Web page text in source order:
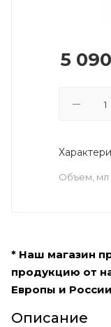
5 090
Объем, мл
* Наш магазин
продукцию от
Европы и
Описание